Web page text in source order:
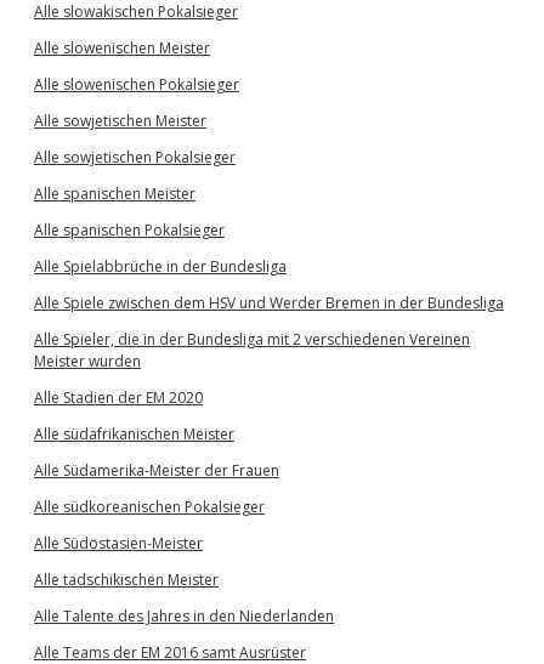
Alle slowakischen Pokalsieger
Alle slowenischen Meister
Alle slowenischen Pokalsieger
Alle sowjetischen Meister
Alle sowjetischen Pokalsieger
Alle spanischen Meister
Alle spanischen Pokalsieger
Alle Spielabbrüche in der Bundesliga
Alle Spiele zwischen dem HSV und Werder Bremen in der Bundesliga
Alle Spieler, die in der Bundesliga mit 2 verschiedenen Vereinen
Meister wurden
Alle Stadien der EM 2020
Alle südafrikanischen Meister
Alle Südamerika-Meister der Frauen
Alle südkoreanischen Pokalsieger
Alle Südostasien-Meister
Alle tadschikischen Meister
Alle Talente des Jahres in den Niederlanden
Alle Teams der EM 2016 samt Ausrüster